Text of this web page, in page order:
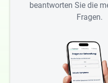
beantworten Sie die
Fragen.